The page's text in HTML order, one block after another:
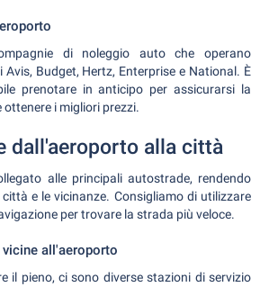
di noleggio auto che operano
Budget, Hertz, Enterprise e National. È
prenotare in anticipo per assicurarsi la
i migliori prezzi.
dall'aeroporto alla città
alle principali autostrade, rendendo
e le vicinanze. Consigliamo di utilizzare
per trovare la strada più veloce.
all'aeroporto
il pieno, ci sono diverse stazioni di servizio